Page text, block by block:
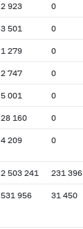
2 923 0
3 501 0
1 279 0
2 747 0
5 001 0
28 160 0
4 209 0
2 503 241 231 396
531 956 31 450